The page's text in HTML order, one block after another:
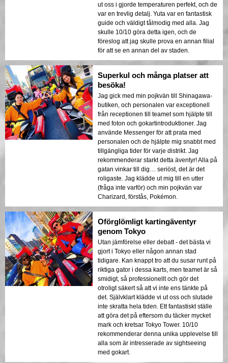
ut oss i gjorde temperaturen perfekt, och de
var en trevlig detalj. Yuta var en fantastisk
guide och väldigt tålmodig med alla. Jag
skulle 10/10 göra detta igen, och de
föreslog att jag skulle prova en annan filial
för att se en annan del av staden.
Superkul och många platser att
besöka!
Jag gick med min pojkvän till Shinagawa-
butiken, och personalen var exceptionell
från receptionen till teamet som hjälpte till
med foton och gokartintroduktioner. Jag
använde Messenger för att prata med
personalen och de hjälpte mig snabbt med
tillgängliga tider för varje distrikt. Jag
rekommenderar starkt detta äventyr! Alla på
gatan vinkar till dig… seriöst, det är det
roligaste. Jag klädde ut mig till en utter
(fråga inte varför) och min pojkvän var
Charizard, förstås, Pokémon.
Oförglömligt kartingäventyr
genom Tokyo
Utan jämförelse eller debatt - det bästa vi
gjort i Tokyo eller någon annan stad
tidigare. Kan knappt tro att du susar runt på
riktiga gator i dessa karts, men teamet är så
smidigt, så professionellt och gör det
otroligt säkert så att vi inte ens tänkte på
det. Självklart klädde vi ut oss och slutade
inte skratta hela tiden. Ett fantastiskt ställe
att göra det på eftersom du täcker mycket
mark och kretsar Tokyo Tower. 10/10
rekommenderar denna unika upplevelse till
alla som är intresserade av sightseeing
med gokart.